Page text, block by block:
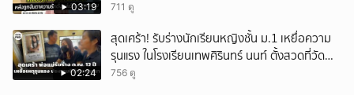
03:19 711 ดู
02:24
สุดเศร้า! รับร่างนักเรียนหญิงชั้น ม.1 เหยื่อความ
รุนแรง ในโรงเรียนเทพศิรินทร์ นนท์ ตั้งสวดที่วัด
ลาดปลาดุก
756 ดู